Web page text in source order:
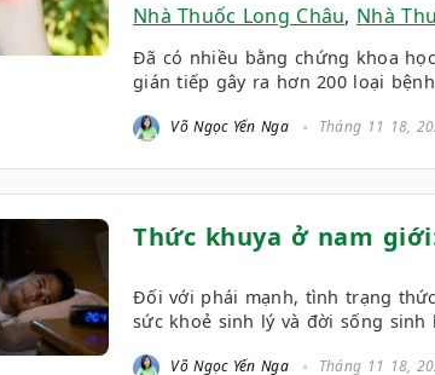
Nhà Thuốc Long Châu, Nhà
Đã có nhiều bằng chứng khoa
gián tiếp gây ra hơn 200 loại
Võ Ngọc Yến Nga Tháng 11 18,
Thức khuya ở nam
Đối với phái mạnh, tình trạng
sức khoẻ sinh lý và đời sống
Võ Ngọc Yến Nga Tháng 11 18,